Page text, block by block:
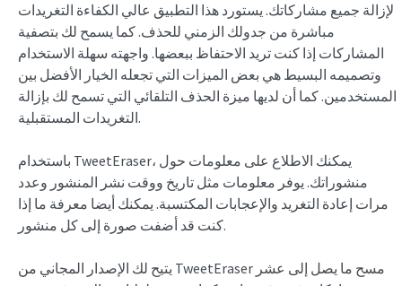
لإزالة جميع مشاركاتك. يستورد هذا التطبيق عالي الكفاءة التغريدات
مباشرة من جدولك الزمني للحذف. كما يسمح لك بتصفية
المشاركات إذا كنت تريد الاحتفاظ ببعضها. واجهته سهلة الاستخدام
وتصميمه البسيط هي بعض الميزات التي تجعله الخيار الأفضل بين
المستخدمين. كما أن لديها ميزة الحذف التلقائي التي تسمح لك بإزالة
التغريدات المستقبلية.
باستخدام TweetEraser، يمكنك الاطلاع على معلومات حول
منشوراتك. يوفر معلومات مثل تاريخ ووقت نشر المنشور وعدد
مرات إعادة التغريد والإعجابات المكتسبة. يمكنك أيضا معرفة ما إذا
كنت قد أضفت صورة إلى كل منشور.
يتيح لك الإصدار المجاني من TweetEraser مسح ما يصل إلى عشر